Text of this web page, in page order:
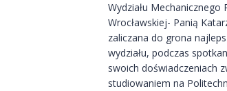
Wydziału Mechanicznego
Wrocławskiej- Panią
zaliczana do grona
wydziału, podczas
swoich doświadczeniach
studiowaniem na